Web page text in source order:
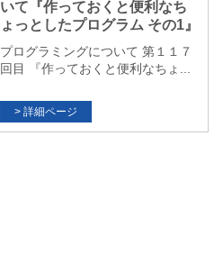
いて『作っておくと便利なち
ょっとしたプログラム その1』
プログラミングについて 第１１７
回目 『作っておくと便利なちょ...